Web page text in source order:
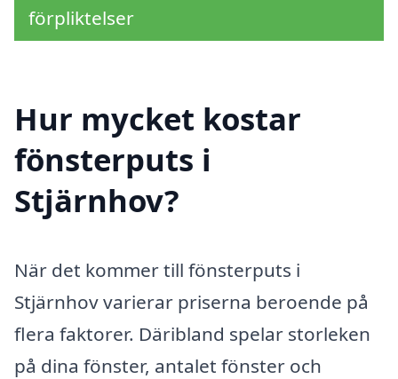
förpliktelser
Hur mycket kostar
fönsterputs i
Stjärnhov?
När det kommer till fönsterputs i
Stjärnhov varierar priserna beroende på
flera faktorer. Däribland spelar storleken
på dina fönster, antalet fönster och